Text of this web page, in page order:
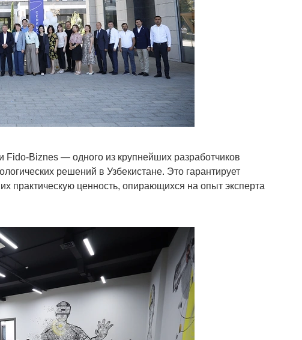
Fido-Biznes — одного из крупнейших разработчиков
решений в Узбекистане. Это гарантирует
практическую ценность, опирающихся на опыт эксперта